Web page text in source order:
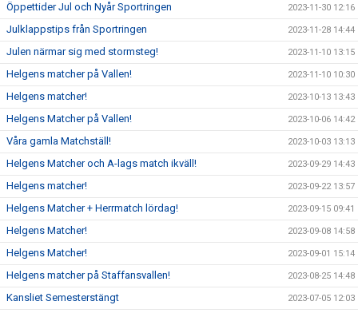
Öppettider Jul och Nyår Sportringen 2023-11-30 12:16
Julklappstips från Sportringen 2023-11-28 14:44
Julen närmar sig med stormsteg! 2023-11-10 13:15
Helgens matcher på Vallen! 2023-11-10 10:30
Helgens matcher! 2023-10-13 13:43
Helgens Matcher på Vallen! 2023-10-06 14:42
Våra gamla Matchställ! 2023-10-03 13:13
Helgens Matcher och A-lags match ikväll! 2023-09-29 14:43
Helgens matcher! 2023-09-22 13:57
Helgens Matcher + Herrmatch lördag! 2023-09-15 09:41
Helgens Matcher! 2023-09-08 14:58
Helgens Matcher! 2023-09-01 15:14
Helgens matcher på Staffansvallen! 2023-08-25 14:48
Kansliet Semesterstängt 2023-07-05 12:03